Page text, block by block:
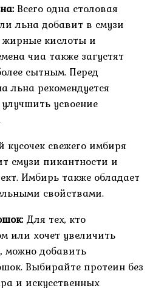
Всего одна столовая
льна добавит в смузи
жирные кислоты и
чиа также загустят
сытным. Перед
льна рекомендуется
усвоение
кусочек свежего имбиря
смузи пикантности и
Имбирь также обладает
свойствами.
Для тех, кто
или хочет увеличить
можно добавить
Выбирайте протеин без
и искусственных